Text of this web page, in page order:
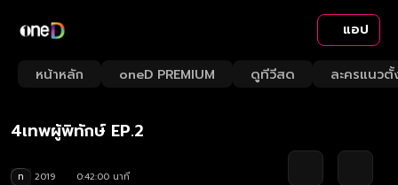
แอป
หน้าหลัก oneD PREMIUM ดูทีวีสด ละครแนวตั้
Loaded:
1.66%
Rate
4เทพผู้พิทักษ์ EP.2
ท 2019
0:42:00 นาที